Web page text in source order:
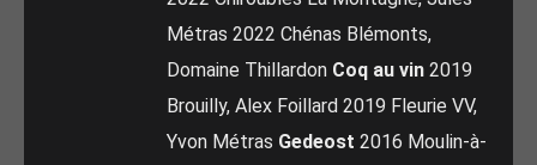
Métras 2022 Chénas Blémonts,
Domaine Thillardon Coq au vin 2019
Brouilly, Alex Foillard 2019 Fleurie VV,
Yvon Métras Gedeost 2016 Moulin-à-